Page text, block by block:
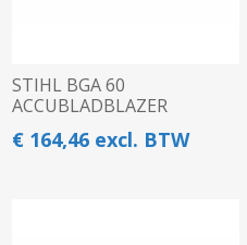
STIHL BGA 60
ACCUBLADBLAZER
€ 164,46 excl. BTW